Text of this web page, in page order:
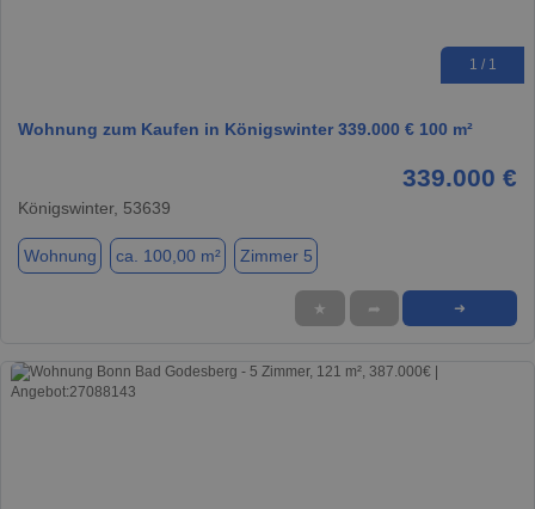
1 / 1
Wohnung zum Kaufen in Königswinter 339.000 € 100 m²
339.000 €
Königswinter, 53639
Wohnung ca. 100,00 m² Zimmer 5
★ ➦ ➜